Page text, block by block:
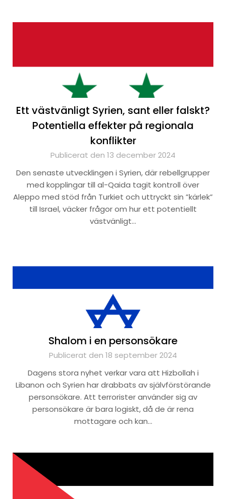
Ett västvänligt Syrien, sant eller falskt?
Potentiella effekter på regionala
konflikter
Publicerat den 13 december 2024
Den senaste utvecklingen i Syrien, där rebellgrupper
med kopplingar till al-Qaida tagit kontroll över
Aleppo med stöd från Turkiet och uttryckt sin ”kärlek”
till Israel, väcker frågor om hur ett potentiellt
västvänligt…
Shalom i en personsökare
Publicerat den 18 september 2024
Dagens stora nyhet verkar vara att Hizbollah i
Libanon och Syrien har drabbats av självförstörande
personsökare. Att terrorister använder sig av
personsökare är bara logiskt, då de är rena
mottagare och kan…